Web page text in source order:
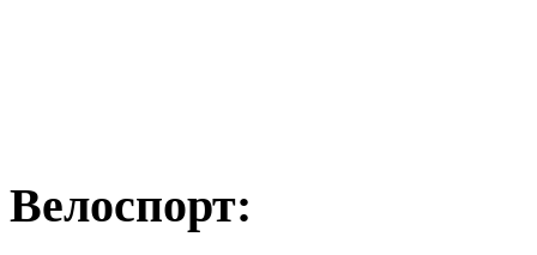
Велоспорт: